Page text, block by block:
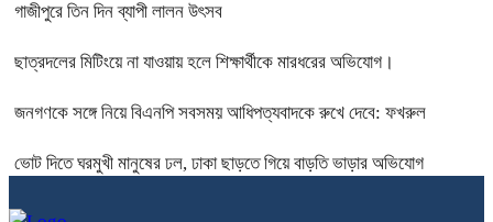
গাজীপুরে তিন দিন ব্যাপী লালন উৎসব
ছাত্রদলের মিটিংয়ে না যাওয়ায় হলে শিক্ষার্থীকে মারধরের অভিযোগ।
জনগণকে সঙ্গে নিয়ে বিএনপি সবসময় আধিপত্যবাদকে রুখে দেবে: ফখরুল
ভোট দিতে ঘরমুখী মানুষের ঢল, ঢাকা ছাড়তে গিয়ে বাড়তি ভাড়ার অভিযোগ